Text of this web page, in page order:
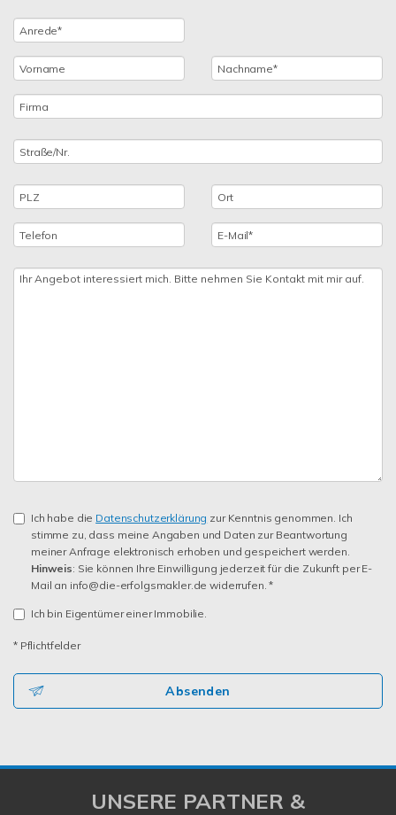
Ich habe die Datenschutzerklärung zur Kenntnis genommen. Ich
stimme zu, dass meine Angaben und Daten zur Beantwortung
meiner Anfrage elektronisch erhoben und gespeichert werden.
Hinweis: Sie können Ihre Einwilligung jederzeit für die Zukunft per E-
Mail an info@die-erfolgsmakler.de widerrufen. *
Ich bin Eigentümer einer Immobilie.
* Pflichtfelder
Absenden
UNSERE PARTNER &